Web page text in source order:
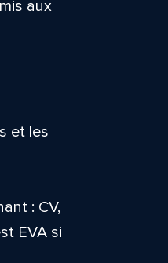
aux
et les
: CV,
EVA si